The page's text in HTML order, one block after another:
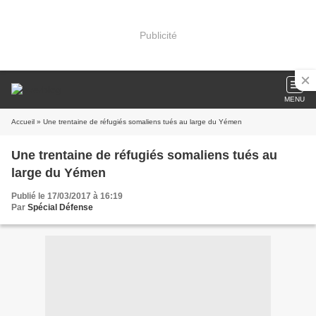
Publicité
MENU
Accueil » Une trentaine de réfugiés somaliens tués au large du Yémen
Une trentaine de réfugiés somaliens tués au
large du Yémen
Publié le 17/03/2017 à 16:19
Par Spécial Défense